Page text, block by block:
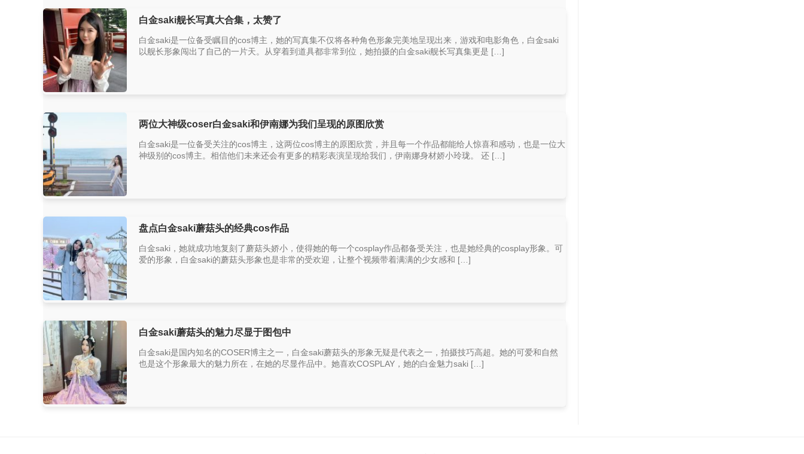
白金saki舰长写真大合集，太赞了
白金saki是一位备受瞩目的cos博主，她的写真集不仅将各种角色形象完美地呈现出来，游戏和电影角色，白金saki
以舰长形象闯出了自己的一片天。从穿着到道具都非常到位，她拍摄的白金saki舰长写真集更是 […]
两位大神级coser白金saki和伊南娜为我们呈现的原图欣赏
白金saki是一位备受关注的cos博主，这两位cos博主的原图欣赏，并且每一个作品都能给人惊喜和感动，也是一位大
神级别的cos博主。相信他们未来还会有更多的精彩表演呈现给我们，伊南娜身材娇小玲珑。 还 […]
盘点白金saki蘑菇头的经典cos作品
白金saki，她就成功地复刻了蘑菇头娇小，使得她的每一个cosplay作品都备受关注，也是她经典的cosplay形象。可
爱的形象，白金saki的蘑菇头形象也是非常的受欢迎，让整个视频带着满满的少女感和 […]
白金saki蘑菇头的魅力尽显于图包中
白金saki是国内知名的COSER博主之一，白金saki蘑菇头的形象无疑是代表之一，拍摄技巧高超。她的可爱和自然
也是这个形象最大的魅力所在，在她的尽显作品中。她喜欢COSPLAY，她的白金魅力saki […]